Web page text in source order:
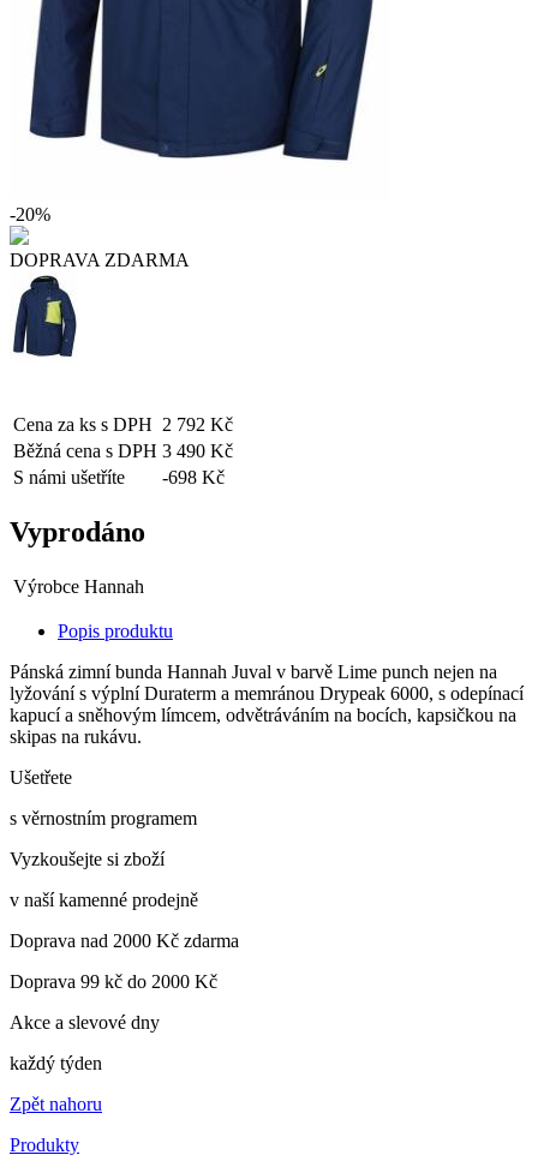
-20%
DOPRAVA ZDARMA
Cena za ks s DPH 2 792 Kč
Běžná cena s DPH 3 490 Kč
S námi ušetříte
-698 Kč
Vyprodáno
Výrobce Hannah
Popis produktu
Pánská zimní bunda Hannah Juval v barvě Lime punch nejen na
lyžování s výplní Duraterm a memránou Drypeak 6000, s odepínací
kapucí a sněhovým límcem, odvětráváním na bocích, kapsičkou na
skipas na rukávu.
Ušetřete
s věrnostním programem
Vyzkoušejte si zboží
v naší kamenné prodejně
Doprava nad 2000 Kč zdarma
Doprava 99 kč do 2000 Kč
Akce a slevové dny
každý týden
Zpět nahoru
Produkty